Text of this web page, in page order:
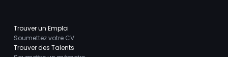
Trouver un Emploi
Soumettez votre CV
Trouver des Talents